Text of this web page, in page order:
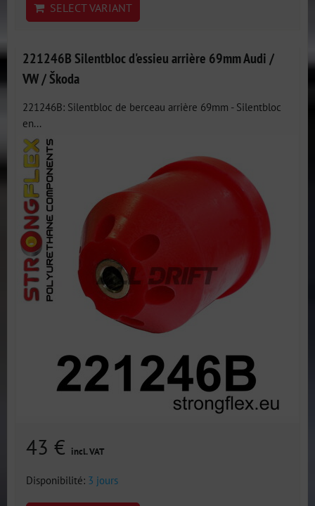
SELECT VARIANT
221246B Silentbloc d'essieu arrière 69mm Audi /
VW / Škoda
221246B: Silentbloc de berceau arrière 69mm - Silentbloc
en...
43 € incl. VAT
Disponibilité: 3 jours